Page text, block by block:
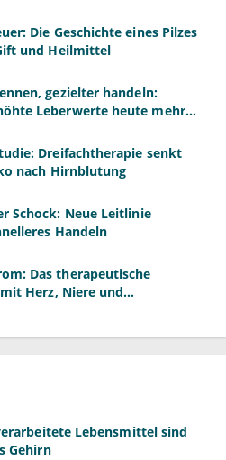
Die Geschichte eines Pilzes
und Heilmittel
gezielter handeln:
Leberwerte heute mehr
Dreifachtherapie senkt
nach Hirnblutung
Schock: Neue Leitlinie
Handeln
Das therapeutische
Herz, Niere und
Lebensmittel sind
Gehirn